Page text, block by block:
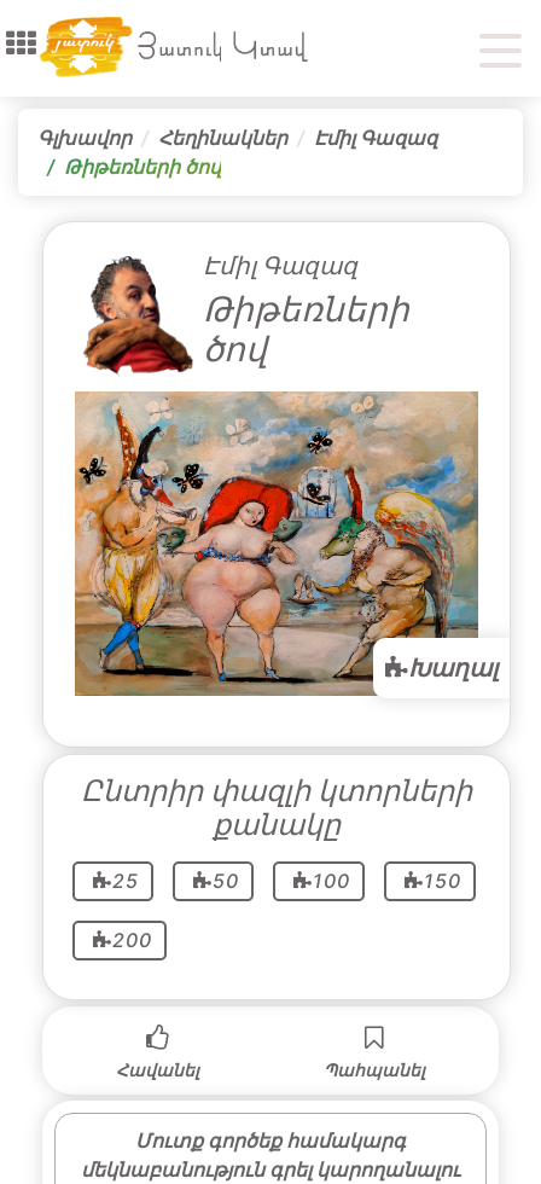
Գլխավոր Հեղինակներ
Էմիլ Գազազ
Թիթեռների ծով
Էմիլ Գազազ
Թիթեռների
ծով
Խաղալ
Ընտրիր փազլի կտորների
քանակը
25 50 100 150
200
Հավանել Պահպանել
Մուտք գործեք համակարգ
մեկնաբանություն գրել կարողանալու